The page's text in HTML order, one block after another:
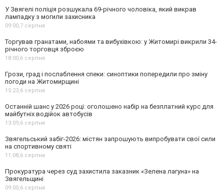
У Звягелі поліція розшукала 69-річного чоловіка, який викрав
лампадку з могили захисника
09:00,7 серпня
Торгував гранатами, набоями та вибухівкою: у Житомирі викрили 34-
річного торговця зброєю
18:00,6 серпня
Грози, град і послаблення спеки: синоптики попередили про зміну
погоди на Житомирщині
15:23,6 серпня
Останній шанс у 2026 році: оголошено набір на безплатний курс для
майбутніх водійок автобусів
13:09,6 серпня
Звягельський забіг-2026: містян запрошують випробувати свої сили
на спортивному святі
11:08,6 серпня
Прокуратура через суд захистила заказник «Зелена лагуна» на
Звягельщині
09:00,6 серпня